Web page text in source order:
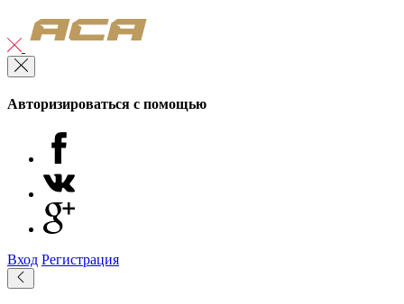
Авторизироваться с помощью
Вход Регистрация